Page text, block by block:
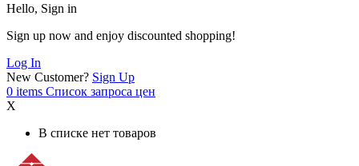
Hello, Sign in
Sign up now and enjoy discounted shopping!
Log In
New Customer? Sign Up
0 items Список запроса цен
X
В списке нет товаров